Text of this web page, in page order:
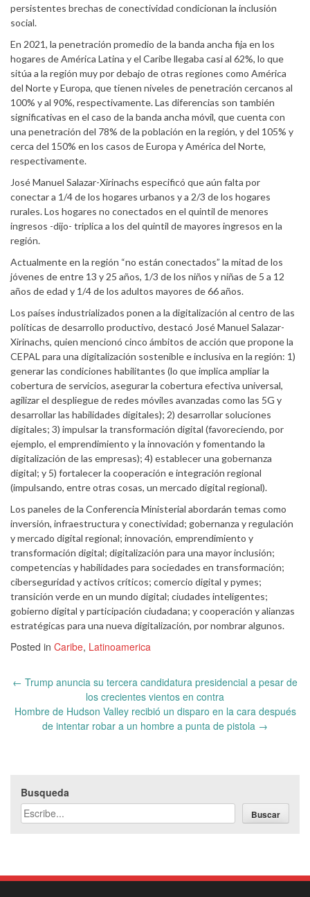
persistentes brechas de conectividad condicionan la inclusión
social.
En 2021, la penetración promedio de la banda ancha fija en los
hogares de América Latina y el Caribe llegaba casi al 62%, lo que
sitúa a la región muy por debajo de otras regiones como América
del Norte y Europa, que tienen niveles de penetración cercanos al
100% y al 90%, respectivamente. Las diferencias son también
significativas en el caso de la banda ancha móvil, que cuenta con
una penetración del 78% de la población en la región, y del 105% y
cerca del 150% en los casos de Europa y América del Norte,
respectivamente.
José Manuel Salazar-Xirinachs especificó que aún falta por
conectar a 1/4 de los hogares urbanos y a 2/3 de los hogares
rurales. Los hogares no conectados en el quintil de menores
ingresos -dijo- triplica a los del quintil de mayores ingresos en la
región.
Actualmente en la región “no están conectados” la mitad de los
jóvenes de entre 13 y 25 años, 1/3 de los niños y niñas de 5 a 12
años de edad y 1/4 de los adultos mayores de 66 años.
Los países industrializados ponen a la digitalización al centro de las
políticas de desarrollo productivo, destacó José Manuel Salazar-
Xirinachs, quien mencionó cinco ámbitos de acción que propone la
CEPAL para una digitalización sostenible e inclusiva en la región: 1)
generar las condiciones habilitantes (lo que implica ampliar la
cobertura de servicios, asegurar la cobertura efectiva universal,
agilizar el despliegue de redes móviles avanzadas como las 5G y
desarrollar las habilidades digitales); 2) desarrollar soluciones
digitales; 3) impulsar la transformación digital (favoreciendo, por
ejemplo, el emprendimiento y la innovación y fomentando la
digitalización de las empresas); 4) establecer una gobernanza
digital; y 5) fortalecer la cooperación e integración regional
(impulsando, entre otras cosas, un mercado digital regional).
Los paneles de la Conferencia Ministerial abordarán temas como
inversión, infraestructura y conectividad; gobernanza y regulación
y mercado digital regional; innovación, emprendimiento y
transformación digital; digitalización para una mayor inclusión;
competencias y habilidades para sociedades en transformación;
ciberseguridad y activos críticos; comercio digital y pymes;
transición verde en un mundo digital; ciudades inteligentes;
gobierno digital y participación ciudadana; y cooperación y alianzas
estratégicas para una nueva digitalización, por nombrar algunos.
Posted in Caribe, Latinoamerica
Post
← Trump anuncia su tercera candidatura presidencial a pesar de
los crecientes vientos en contra
Hombre de Hudson Valley recibió un disparo en la cara después
de intentar robar a un hombre a punta de pistola →
Busqueda
Buscar